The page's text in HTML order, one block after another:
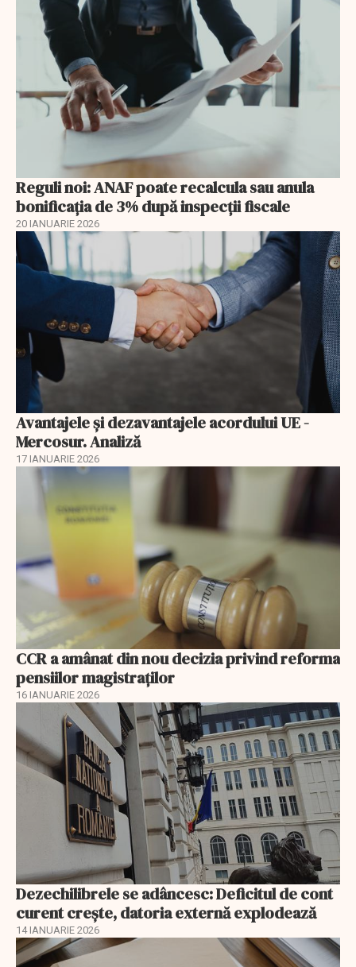
Reguli noi: ANAF poate recalcula sau anula
bonificația de 3% după inspecții fiscale
20 IANUARIE 2026
Avantajele şi dezavantajele acordului UE -
Mercosur. Analiză
17 IANUARIE 2026
CCR a amânat din nou decizia privind reforma
pensiilor magistraţilor
16 IANUARIE 2026
Dezechilibrele se adâncesc: Deficitul de cont
curent crește, datoria externă explodează
14 IANUARIE 2026